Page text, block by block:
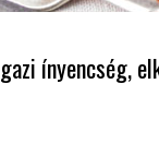
ínyencség,